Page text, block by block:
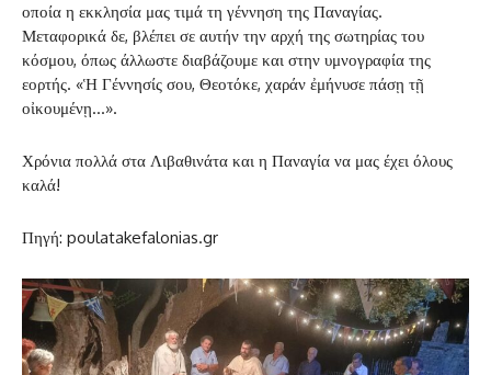
οποία η εκκλησία μας τιμά τη γέννηση της Παναγίας.
Μεταφορικά δε, βλέπει σε αυτήν την αρχή της σωτηρίας του
κόσμου, όπως άλλωστε διαβάζουμε και στην υμνογραφία της
εορτής. «Ἡ Γέννησίς σου, Θεοτόκε, χαράν ἐμήνυσε πάσῃ τῇ
οἰκουμένῃ…».
Χρόνια πολλά στα Λιβαθινάτα και η Παναγία να μας έχει όλους
καλά!
Πηγή: poulatakefalonias.gr